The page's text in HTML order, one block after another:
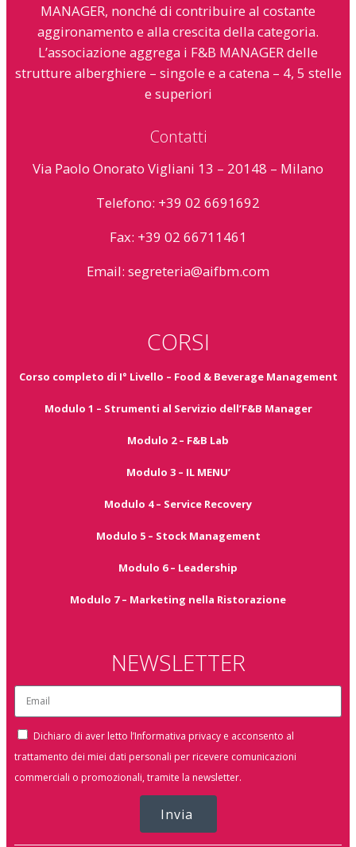
MANAGER, nonché di contribuire al costante
aggironamento e alla crescita della categoria.
L’associazione aggrega i F&B MANAGER delle
strutture alberghiere – singole e a catena – 4, 5 stelle
e superiori
Contatti
Via Paolo Onorato Vigliani 13 – 20148 – Milano
Telefono: +39 02 6691692
Fax: +39 02 66711461
Email: segreteria@aifbm.com
CORSI
Corso completo di I° Livello – Food & Beverage Management
Modulo 1 – Strumenti al Servizio dell’F&B Manager
Modulo 2 – F&B Lab
Modulo 3 – IL MENU’
Modulo 4 – Service Recovery
Modulo 5 – Stock Management
Modulo 6 – Leadership
Modulo 7 – Marketing nella Ristorazione
NEWSLETTER
Dichiaro di aver letto l’Informativa privacy e acconsento al
trattamento dei miei dati personali per ricevere comunicazioni
commerciali o promozionali, tramite la newsletter.
Invia